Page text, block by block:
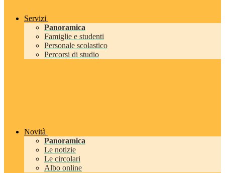
Servizi
Panoramica
Famiglie e studenti
Personale scolastico
Percorsi di studio
Novità
Panoramica
Le notizie
Le circolari
Albo online